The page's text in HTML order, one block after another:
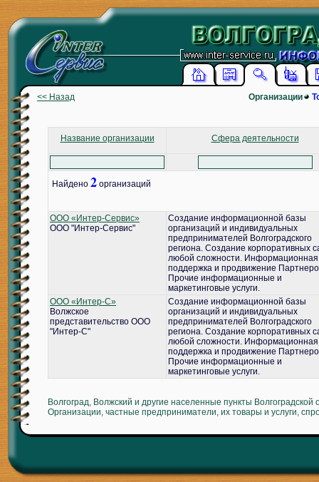
<< Назад Организации
Название организации Сфера деятельности
Найдено 2 организаций
ООО «Интер-Сервис»
ООО "Интер-Сервис"
Создание информационной базы
организаций и индивидуальных
предпринимателей Волгоградского
региона. Создание корпоративных
любой сложности. Информационная
поддержка и продвижение
Прочие информационные и
маркетинговые услуги.
ООО «Интер-С»
Волжское
представительство ООО
"Интер-С"
Создание информационной базы
организаций и индивидуальных
предпринимателей Волгоградского
региона. Создание корпоративных
любой сложности. Информационная
поддержка и продвижение
Прочие информационные и
маркетинговые услуги.
Волгоград, Волжский и другие населенные пункты Волгоградской
Организации, частные предприниматели, их товары и услуги,